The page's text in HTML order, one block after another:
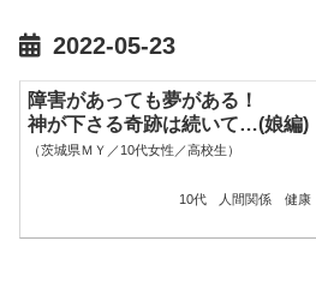
2022-05-23
障害があっても夢がある！
神が下さる奇跡は続いて…(娘編)
（茨城県ＭＹ／10代女性／高校生）
10代
人間関係 健康